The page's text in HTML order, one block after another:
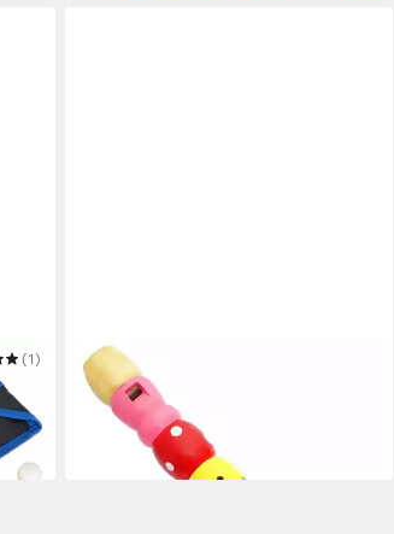
(1)
KEEPDRUM
Blockflöte Kinder-Flöte aus Holz Gelb
13,90 €
in 3-4 Werktagen bei dir